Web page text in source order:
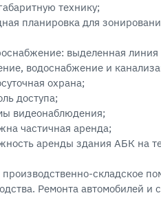
технику;
планировка для
выделенная
водоснабжение и
охрана;
доступа;
видеонаблюдения;
частичная аренда;
аренды здания АБК на
складское
Ремонта автомобилей и